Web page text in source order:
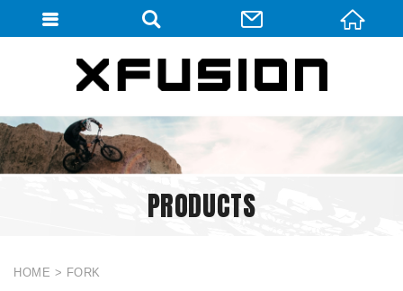
PRODUCTS
HOME FORK
會員登入(燈箱)
加入會員
忘記密碼
密碼修改